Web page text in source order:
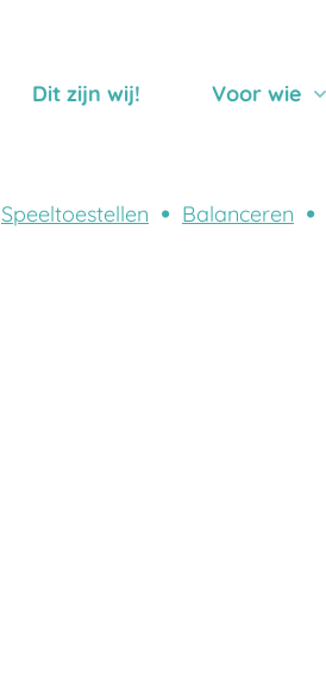
Dit zijn wij! Voor wie
Speeltoestellen Balanceren